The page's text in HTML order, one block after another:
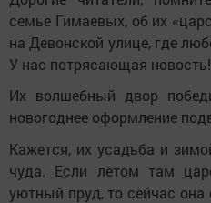
семье Гимаевых, об их
на Девонской улице, где
У нас потрясающая новость!
Их волшебный двор
новогоднее оформление
Кажется, их усадьба и
чуда. Если летом там
уютный пруд, то сейчас она